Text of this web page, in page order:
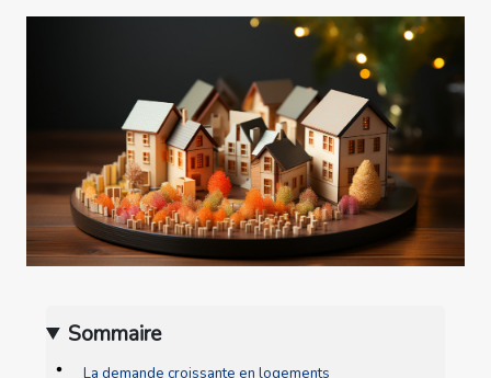
Sommaire
La demande croissante en logements